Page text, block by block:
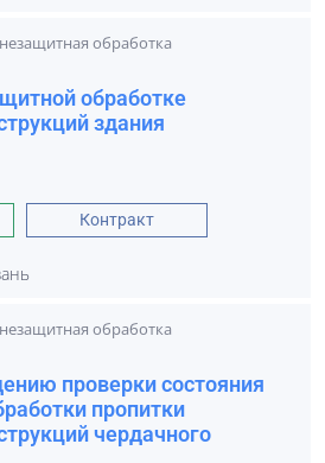
обработка
обработке
здания
Контракт
обработка
проверки состояния
пропитки
чердачного